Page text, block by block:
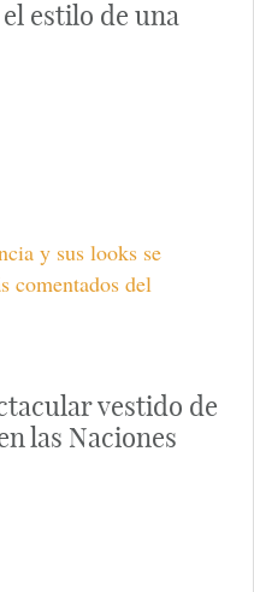
estilo de una
y sus looks se
comentados del
vestido de
las Naciones